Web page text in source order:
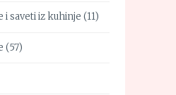
i saveti iz kuhinje (11)
(57)